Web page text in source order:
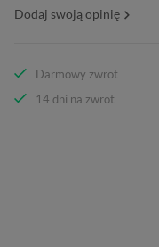
Dodaj swoją opinię
Darmowy zwrot
14 dni na zwrot